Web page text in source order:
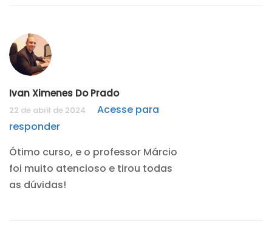
Ivan Ximenes Do Prado
22 de abril de 2024
Acesse para
responder
Ótimo curso, e o professor Márcio
foi muito atencioso e tirou todas
as dúvidas!